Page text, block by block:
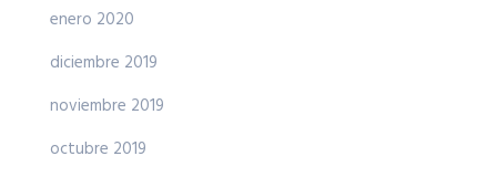
enero 2020
diciembre 2019
noviembre 2019
octubre 2019